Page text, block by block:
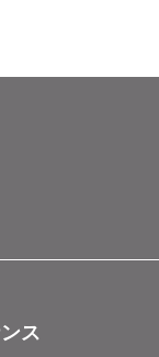
いただける空間
、点検や脱着作
ており、整備士
を集結させた同
、
びをゆったりと
駆動車両をご用
に広がるガリバ
ス